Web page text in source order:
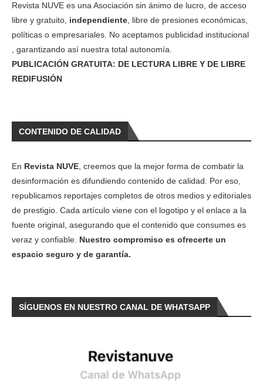
Revista NUVE es una Asociación sin ánimo de lucro, de acceso
libre y gratuito, independiente, libre de presiones económicas,
políticas o empresariales. No aceptamos publicidad institucional
, garantizando así nuestra total autonomía.
PUBLICACIÓN GRATUITA: DE LECTURA LIBRE Y DE LIBRE
REDIFUSIÓN
CONTENIDO DE CALIDAD
En Revista NUVE, creemos que la mejor forma de combatir la
desinformación es difundiendo contenido de calidad. Por eso,
republicamos reportajes completos de otros medios y editoriales
de prestigio. Cada artículo viene con el logotipo y el enlace a la
fuente original, asegurando que el contenido que consumes es
veraz y confiable. Nuestro compromiso es ofrecerte un
espacio seguro y de garantía.
SÍGUENOS EN NUESTRO CANAL DE WHATSAPP